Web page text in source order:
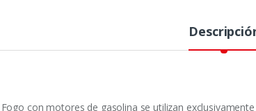
con motores de gasolina se utilizan